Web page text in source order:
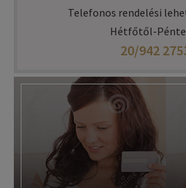
Telefonos rendelési
Hétfőtől-
20/942